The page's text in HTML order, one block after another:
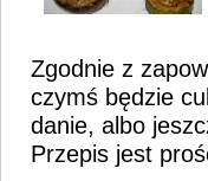
Zgodnie z
czymś będzie
danie, albo
Przepis jest